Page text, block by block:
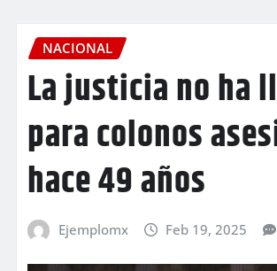
NACIONAL
La justicia no ha
para colonos
hace 49 años
Ejemplomx Feb 19, 2025